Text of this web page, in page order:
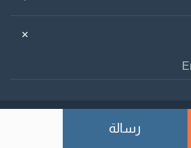
رسالة
+
sogarab ©